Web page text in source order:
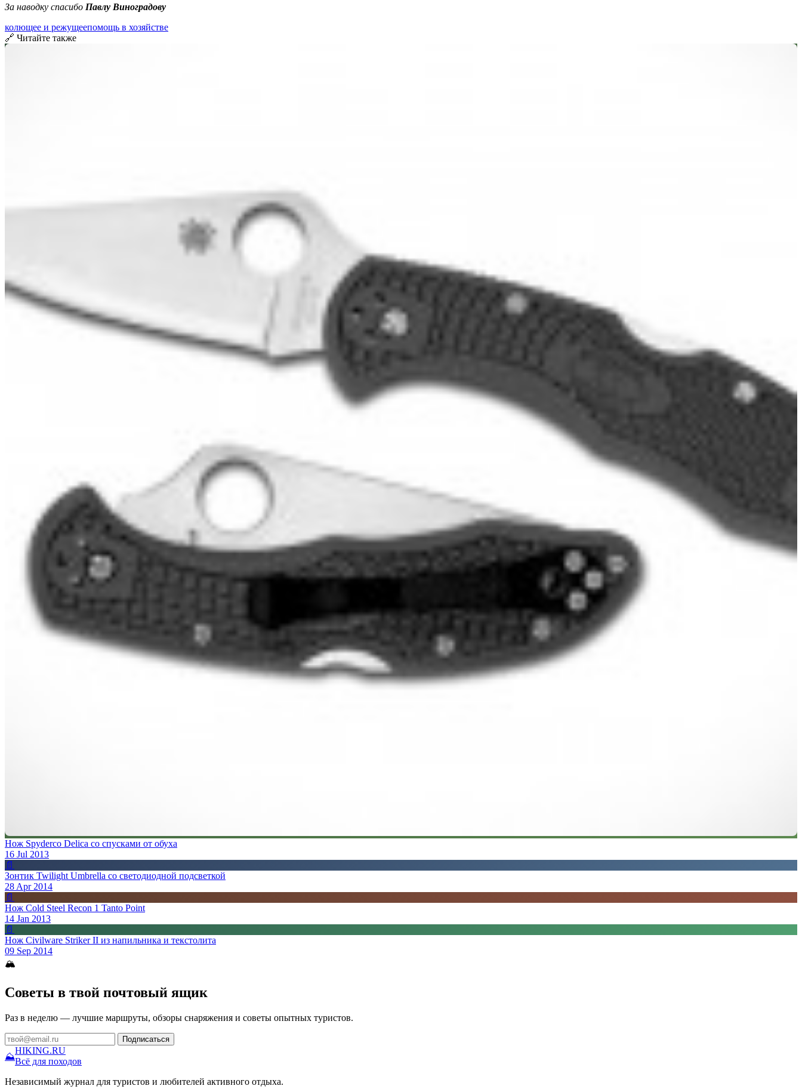
За наводку спасибо Павлу Виноградову
колющее и режущеепомощь в хозяйстве
🔗 Читайте также
Нож Spyderco Delica со спусками от обуха
16 Jul 2013
📄
Зонтик Twilight Umbrella со светодиодной подсветкой
28 Apr 2014
📄
Нож Cold Steel Recon 1 Tanto Point
14 Jan 2013
📄
Нож Civilware Striker II из напильника и текстолита
09 Sep 2014
🏔
Советы в твой почтовый ящик
Раз в неделю — лучшие маршруты, обзоры снаряжения и советы опытных туристов.
Подписаться
⛰
HIKING.RU
Всё для походов
Независимый журнал для туристов и любителей активного отдыха.